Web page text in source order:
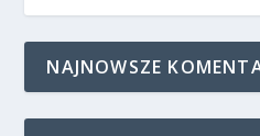
NAJNOWSZE